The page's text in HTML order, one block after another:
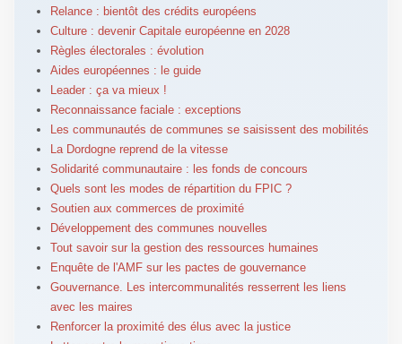
Relance : bientôt des crédits européens
Culture : devenir Capitale européenne en 2028
Règles électorales : évolution
Aides européennes : le guide
Leader : ça va mieux !
Reconnaissance faciale : exceptions
Les communautés de communes se saisissent des mobilités
La Dordogne reprend de la vitesse
Solidarité communautaire : les fonds de concours
Quels sont les modes de répartition du FPIC ?
Soutien aux commerces de proximité
Développement des communes nouvelles
Tout savoir sur la gestion des ressources humaines
Enquête de l'AMF sur les pactes de gouvernance
Gouvernance. Les intercommunalités resserrent les liens
avec les maires
Renforcer la proximité des élus avec la justice